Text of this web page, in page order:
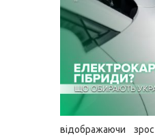
відображаючи